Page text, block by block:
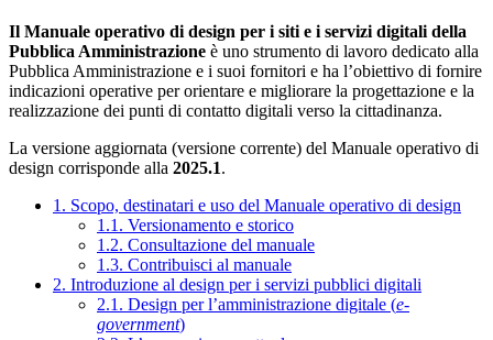
Il Manuale operativo di design per i siti e i servizi digitali della
Pubblica Amministrazione è uno strumento di lavoro dedicato alla
Pubblica Amministrazione e i suoi fornitori e ha l’obiettivo di fornire
indicazioni operative per orientare e migliorare la progettazione e la
realizzazione dei punti di contatto digitali verso la cittadinanza.
La versione aggiornata (versione corrente) del Manuale operativo di
design corrisponde alla 2025.1.
1. Scopo, destinatari e uso del Manuale operativo di design
1.1. Versionamento e storico
1.2. Consultazione del manuale
1.3. Contribuisci al manuale
2. Introduzione al design per i servizi pubblici digitali
2.1. Design per l’amministrazione digitale (e-
government)